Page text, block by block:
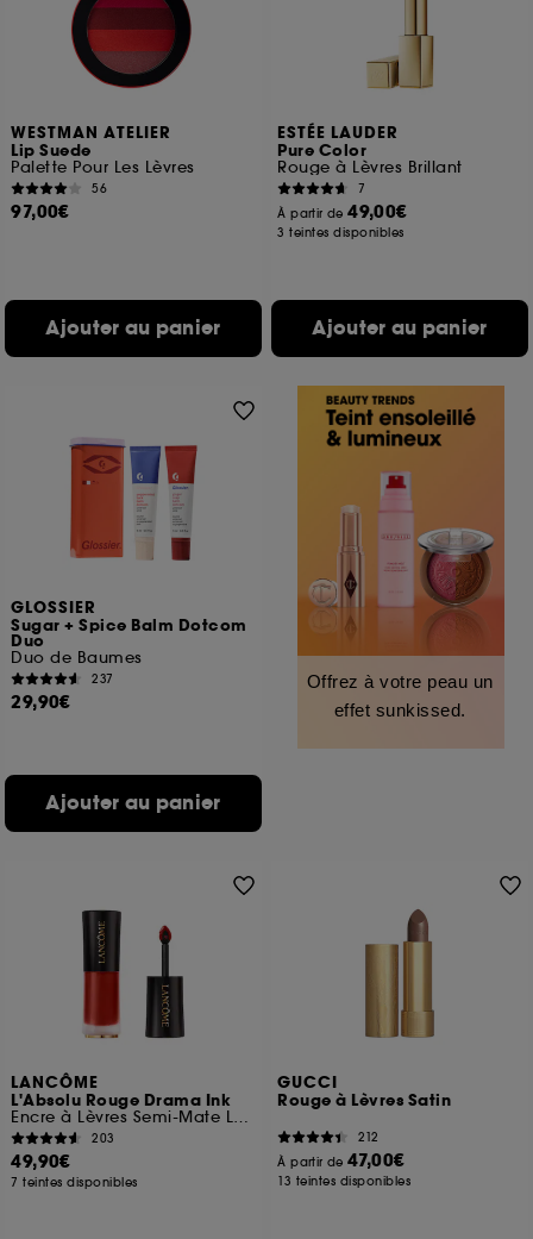
WESTMAN ATELIER
Lip Suede
Palette Pour Les Lèvres
56
97,00€
Ajouter au panier
ESTÉE LAUDER
Pure Color
Rouge à Lèvres Brillant
7
À partir de49,00€
3 teintes disponibles
Ajouter au panier
GLOSSIER
Sugar + Spice Balm Dotcom
Duo
Duo de Baumes
237
29,90€
Ajouter au panier
Offrez à votre peau un
effet sunkissed.
LANCÔME
L'Absolu Rouge Drama Ink
Encre à Lèvres Semi-Mate Longue Tenue
203
49,90€
7 teintes disponibles
GUCCI
Rouge à Lèvres Satin
212
À partir de47,00€
13 teintes disponibles